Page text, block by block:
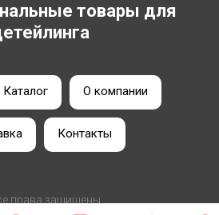
товары для
Каталог О компании
Контакты
права защищены.